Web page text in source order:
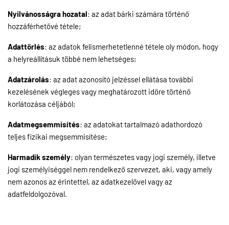
Nyilvánosságra hozatal: az adat bárki számára történő
hozzáférhetővé tétele;
Adattörlés: az adatok felismerhetetlenné tétele oly módon, hogy
a helyreállításuk többé nem lehetséges;
Adatzárolás: az adat azonosító jelzéssel ellátása további
kezelésének végleges vagy meghatározott időre történő
korlátozása céljából;
Adatmegsemmisítés: az adatokat tartalmazó adathordozó
teljes fizikai megsemmisítése;
Harmadik személy: olyan természetes vagy jogi személy, illetve
jogi személyiséggel nem rendelkező szervezet, aki, vagy amely
nem azonos az érintettel, az adatkezelővel vagy az
adatfeldolgozóval.